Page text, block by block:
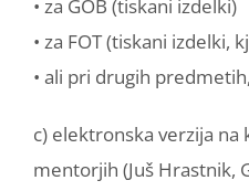
• za GOB (tiskani izdelki)
• za FOT (tiskani izdelki,
• ali pri drugih
c) elektronska verzija
mentorjih (Juš Hrastnik,